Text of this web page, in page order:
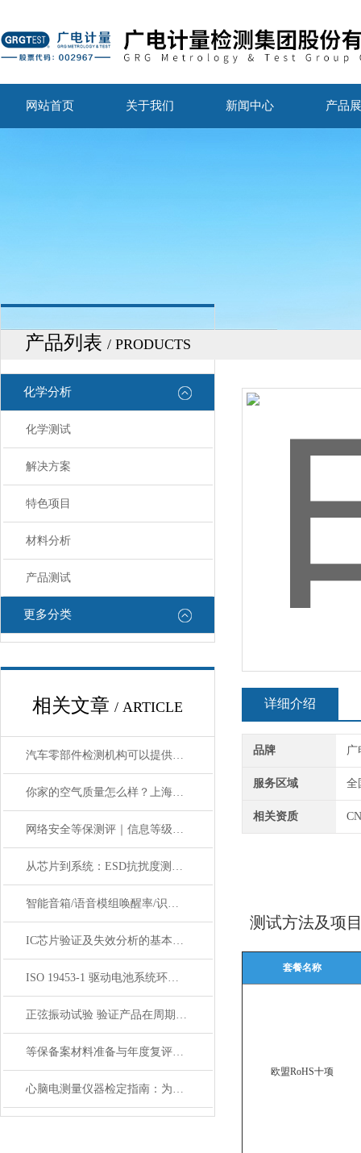
网站首页 关于我们 新闻中心 产品
产品列表 / PRODUCTS
化学分析
化学测试
解决方案
特色项目
材料分析
产品测试
更多分类
相关文章 / ARTICLE
汽车零部件检测机构可以提供哪些测试服务？
你家的空气质量怎么样？上海室内空气质量检测来帮你
网络安全等保测评｜信息等级保护与数据安全防护要点
从芯片到系统：ESD抗扰度测试与整改实例
智能音箱/语音模组唤醒率/识别率测试，噪音环境下语音性能测试
IC芯片验证及失效分析的基本流程与关键技术
ISO 19453-1 驱动电池系统环境试验 全生命周期安全检验
正弦振动试验 验证产品在周期性振动下的结构可靠性
等保备案材料准备与年度复评｜高效通关优化合规成本
心脑电测量仪器检定指南：为健康数据提供精准保障
详细介绍
品牌 广
服务区域 全
相关资质
测试方法及项
套餐名称
欧盟RoHS十项